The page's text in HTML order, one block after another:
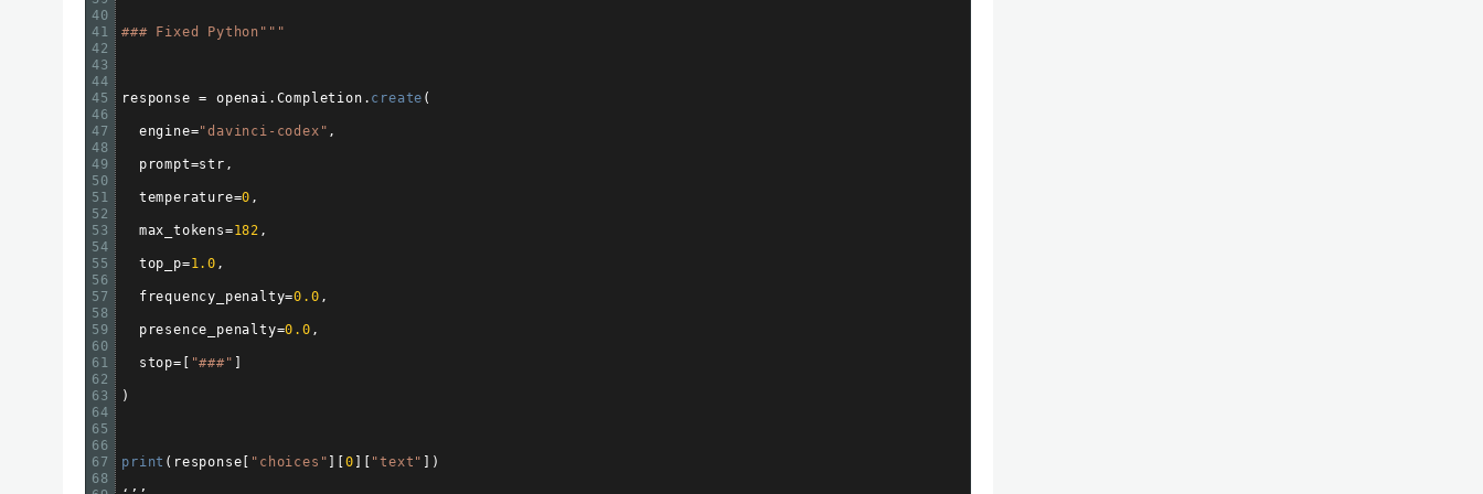
40
41
42
43
44
45
46
47
48
49
50
51
52
53
54
55
56
57
58
59
60
61
62
63
64
65
66
67
68
### Fixed Python" ""
response = openai . Completion . create (
engine="davinci-codex" ,
prompt=str ,
temperature=0 ,
max_tokens=182 ,
top_p=1.0 ,
frequency_penalty=0.0 ,
presence_penalty=0.0 ,
stop= [ "###" ]
)
print ( response [ "choices" ] [0 ] [ "text" ] )